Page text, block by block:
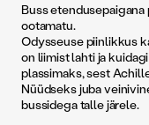
Buss
ootamatu.
Odysseuse piinlikkus
on liimist lahti ja
plassimaks, sest
Nüüdseks juba
bussidega talle järele.